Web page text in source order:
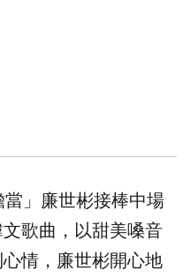
」廉世彬接棒中場
歌曲，以甜美嗓音
情，廉世彬開心地